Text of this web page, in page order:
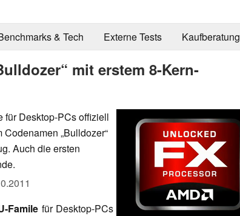
& Tech Externe Tests Kaufberatung
mit erstem 8-Kern-
für Desktop-PCs offiziell
„Bulldozer“
Auch die ersten
Famile für Desktop-PCs